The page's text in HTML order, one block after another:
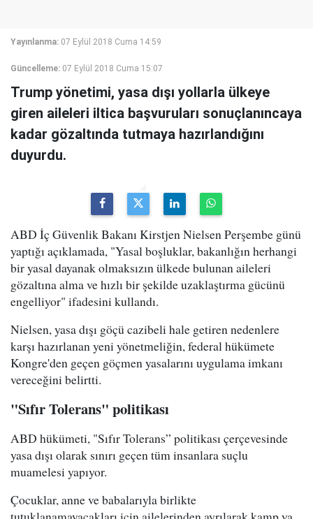
Yayınlanma: 07 Eylül 2018 Cuma 14:59
Güncelleme: 07 Eylül 2018 Cuma 15:07
Trump yönetimi, yasa dışı yollarla ülkeye
giren aileleri iltica başvuruları sonuçlanıncaya
kadar gözaltında tutmaya hazırlandığını
duyurdu.
ABD İç Güvenlik Bakanı Kirstjen Nielsen Perşembe günü
yaptığı açıklamada, "Yasal boşluklar, bakanlığın herhangi
bir yasal dayanak olmaksızın ülkede bulunan aileleri
gözaltına alma ve hızlı bir şekilde uzaklaştırma gücünü
engelliyor" ifadesini kullandı.
Nielsen, yasa dışı göçü cazibeli hale getiren nedenlere
karşı hazırlanan yeni yönetmeliğin, federal hükümete
Kongre'den geçen göçmen yasalarını uygulama imkanı
vereceğini belirtti.
"Sıfır Tolerans" politikası
ABD hükümeti, "Sıfır Tolerans” politikası çerçevesinde
yasa dışı olarak sınırı geçen tüm insanlara suçlu
muamelesi yapıyor.
Çocuklar, anne ve babalarıyla birlikte